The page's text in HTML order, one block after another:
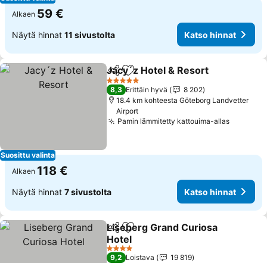
Alkaen 59 €
Näytä hinnat 11 sivustolta Katso hinnat
Suosittu valinta
Jaa Lisää suosikkeihin
Jacy´z Hotel & Resort
5 Tähtiluokitus
8,3 Erittäin hyvä
8 202
18.4 km kohteesta Göteborg Landvetter
Airport
Pamin lämmitetty kattouima-allasKatso
Alkaen 118 €
Näytä hinnat 7 sivustolta Katso hinnat
Jaa Lisää suosikkeihin
Liseberg Grand Curiosa
Hotel
Katso hinnat
4 Tähtiluokitus
9,2 Loistava
19 819